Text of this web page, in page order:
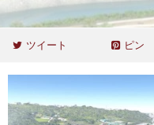
ツイート ピン